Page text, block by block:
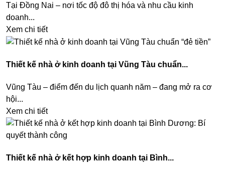
Tại Đồng Nai – nơi tốc độ đô thị hóa và nhu cầu kinh
doanh...
Xem chi tiết
Thiết kế nhà ở kinh doanh tại Vũng Tàu chuẩn...
Vũng Tàu – điểm đến du lịch quanh năm – đang mở ra cơ
hội...
Xem chi tiết
Thiết kế nhà ở kết hợp kinh doanh tại Bình...